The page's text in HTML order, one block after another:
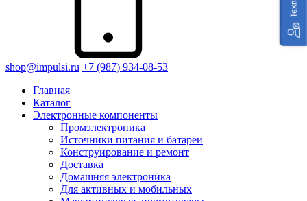
shop@impulsi.ru +7 (987) 934-08-53
Главная
Каталог
Электронные компоненты
Промэлектроника
Источники питания и батареи
Конструирование и ремонт
Доставка
Домашняя электроника
Для активных и мобильных